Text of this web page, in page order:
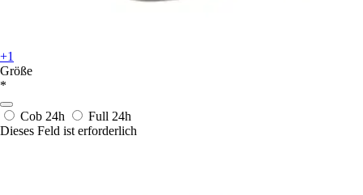
+1
Größe
*
Cob 24h Full 24h
Dieses Feld ist erforderlich